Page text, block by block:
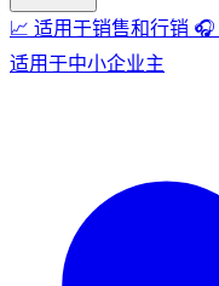
📈 适用于销售和行销 🎧
适用于中小企业主